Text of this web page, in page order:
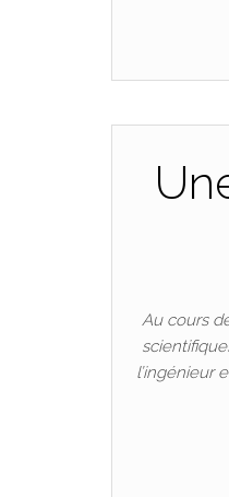
Au cours
l’ingénieur